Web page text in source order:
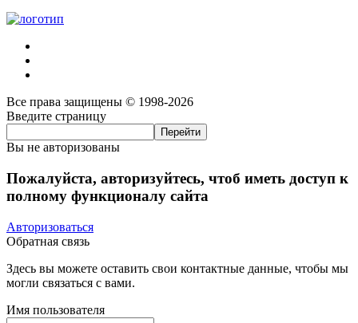
Все права защищены © 1998-2026
Введите страницу
Вы не авторизованы
Пожалуйста, авторизуйтесь, чтоб иметь доступ к
полному функционалу сайта
Авторизоваться
Обратная связь
Здесь вы можете оставить свои контактные данные, чтобы мы
могли связаться с вами.
Имя пользователя